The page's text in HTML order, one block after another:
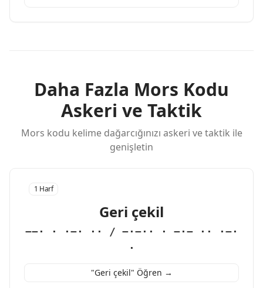
Daha Fazla Mors Kodu
Askeri ve Taktik
Mors kodu kelime dağarcığınızı askeri ve taktik ile
genişletin
1 Harf
Geri çekil
−−· · ·−· ·· / −·−·· · −·− ·· ·−·
·
"Geri çekil" Öğren →